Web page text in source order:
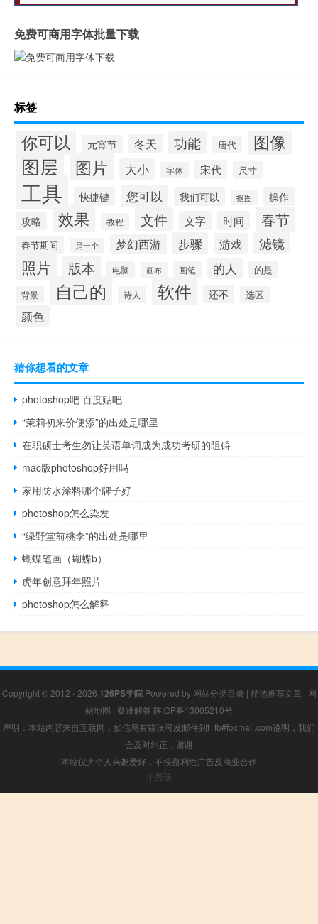
免费可商用字体批量下载
标签
你可以 元宵节 冬天 功能 唐代 图像
图层 图片 大小 字体 宋代 尺寸
工具 快捷键 您可以 我们可以 抠图
操作
攻略
效果 教程 文件 文字 时间 春节
春节期间 是一个 梦幻西游 步骤 游戏 滤镜
照片 版本 电脑 画布 画笔 的人 的是
背景 自己的 诗人 软件 还不 选区
颜色
猜你想看的文章
photoshop吧 百度贴吧
“茉莉初来价便添”的出处是哪里
在职硕士考生勿让英语单词成为成功考研的阻碍
mac版photoshop好用吗
家用防水涂料哪个牌子好
photoshop怎么染发
“绿野堂前桃李”的出处是哪里
蝴蝶笔画（蝴蝶b）
虎年创意拜年照片
photoshop怎么解释
Copyright © 2012 - 2026 126PS学院Powered by 网站分类目录 | 精选推荐文章 | 网
站地图 | 疑难解答 陕ICP备13005210号
声明：本站内容来自互联网，如信息有错误可发邮件到f_fb#foxmail.com说明，我们
会及时纠正，谢谢
本站仅为个人兴趣爱好，不接盈利性广告及商业合作
小男孩